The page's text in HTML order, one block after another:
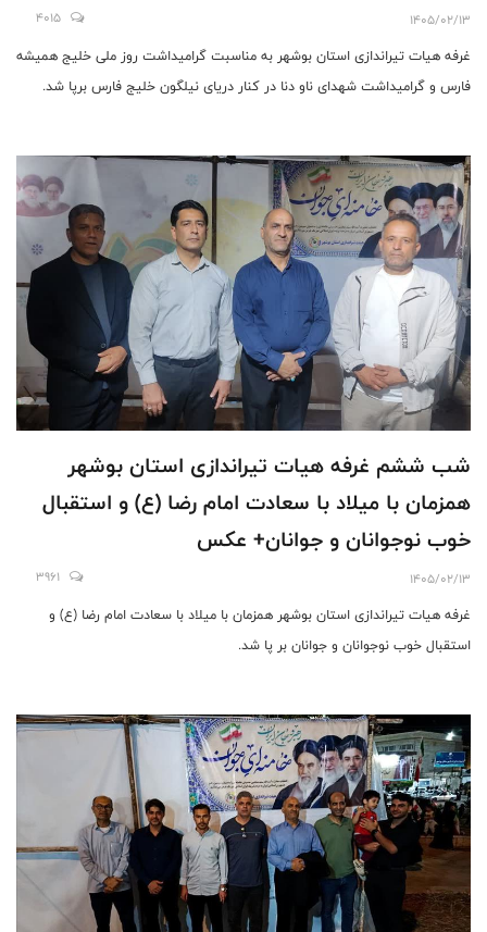
1405/02/13
4015
غرفه هیات تیراندازی استان بوشهر به مناسبت گرامیداشت روز ملی خلیج همیشه
فارس و گرامیداشت شهدای ناو دنا در کنار دریای نیلگون خلیج فارس برپا شد.
شب ششم غرفه هیات تیراندازی استان بوشهر
همزمان با میلاد با سعادت امام رضا (ع) و استقبال
خوب نوجوانان و جوانان+ عکس
1405/02/13
3961
غرفه هیات تیراندازی استان بوشهر همزمان با میلاد با سعادت امام رضا (ع) و
استقبال خوب نوجوانان و جوانان بر پا شد.